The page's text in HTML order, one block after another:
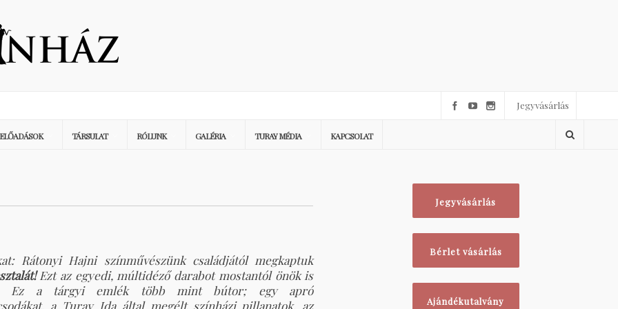
Jegyvásárlás
ELŐADÁSOK TÁRSULAT RÓLUNK GALÉRIA TURAY MÉDIA KAPCSOLAT
Rátonyi Hajni színművészünk családjától megkaptuk
Ezt az egyedi, múltidéző darabot mostantól önök is
Ez a tárgyi emlék több mint bútor; egy apró
a Turay Ida által megélt színházi pillanatok, az
Jegyvásárlás
Bérlet vásárlás
Ajándékutalvány